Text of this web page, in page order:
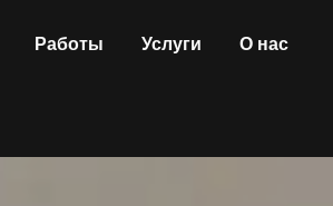
Работы Услуги О нас